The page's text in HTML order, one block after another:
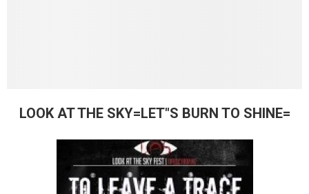
LOOK AT THE SKY=LET"S BURN TO SHINE=